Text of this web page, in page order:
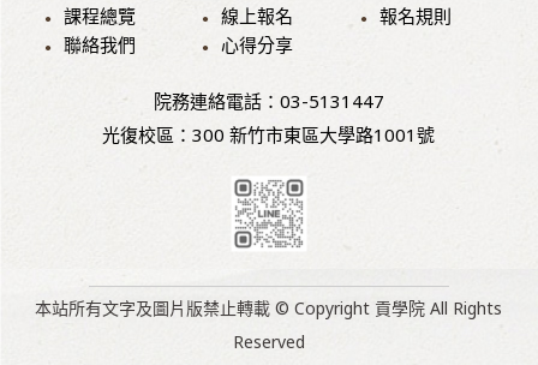
課程總覽
線上報名
報名規則
聯絡我們
心得分享
院務連絡電話：03-5131447
光復校區：300 新竹市東區大學路1001號
本站所有文字及圖片版禁止轉載 © Copyright 貢學院 All Rights
Reserved